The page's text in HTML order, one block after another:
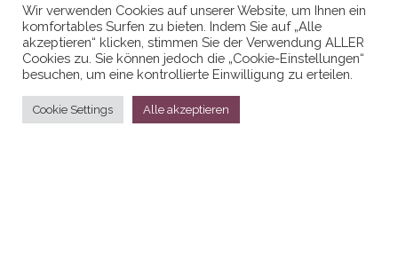
Datenschutzerklaerung
Stolz präsentiert vonWordPress
Wir verwenden Cookies auf unserer Website, um Ihnen ein
komfortables Surfen zu bieten. Indem Sie auf „Alle
akzeptieren“ klicken, stimmen Sie der Verwendung ALLER
Cookies zu. Sie können jedoch die „Cookie-Einstellungen“
besuchen, um eine kontrollierte Einwilligung zu erteilen.
Cookie Settings Alle akzeptieren